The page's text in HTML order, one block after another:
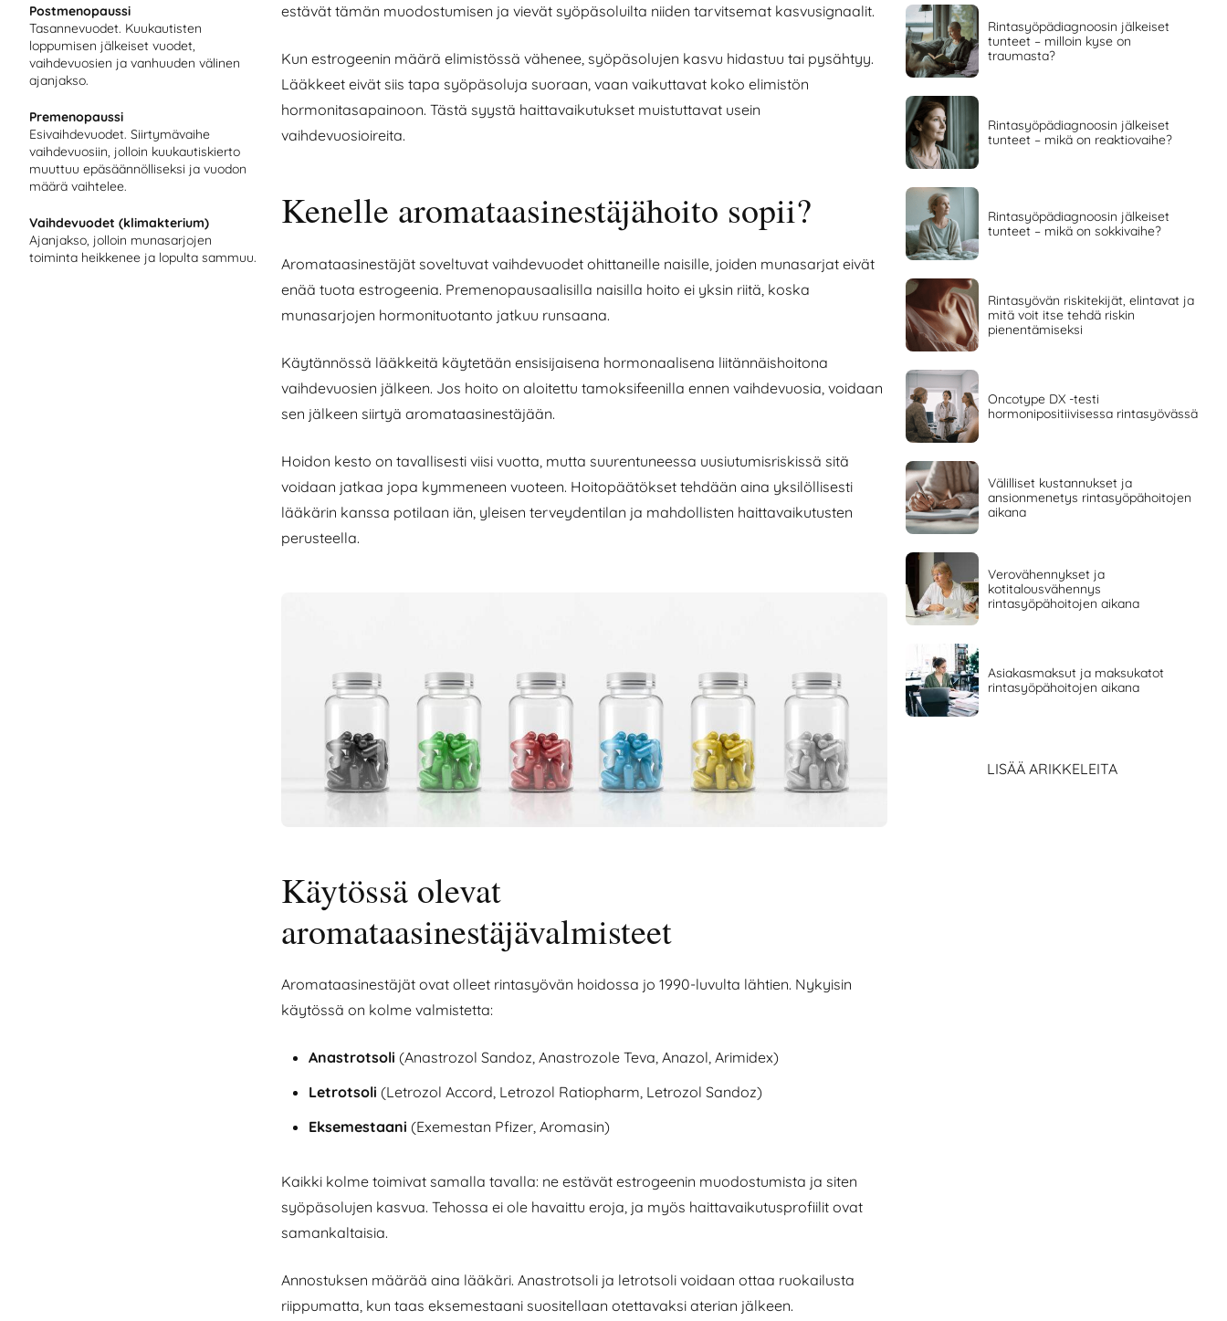
Postmenopaussi
Tasannevuodet. Kuukautisten
loppumisen jälkeiset vuodet,
vaihdevuosien ja vanhuuden välinen
ajanjakso.
Premenopaussi
Esivaihdevuodet. Siirtymävaihe
vaihdevuosiin, jolloin kuukautiskierto
muuttuu epäsäännölliseksi ja vuodon
määrä vaihtelee.
Vaihdevuodet (klimakterium)
Ajanjakso, jolloin munasarjojen
toiminta heikkenee ja lopulta sammuu.
estävät tämän muodostumisen ja vievät syöpäsoluilta niiden tarvitsemat kasvusignaalit.
Kun estrogeenin määrä elimistössä vähenee, syöpäsolujen kasvu hidastuu tai pysähtyy.
Lääkkeet eivät siis tapa syöpäsoluja suoraan, vaan vaikuttavat koko elimistön
hormonitasapainoon. Tästä syystä haittavaikutukset muistuttavat usein
vaihdevuosioireita.
Kenelle aromataasinestäjähoito sopii?
Aromataasinestäjät soveltuvat vaihdevuodet ohittaneille naisille, joiden munasarjat eivät
enää tuota estrogeenia. Premenopausaalisilla naisilla hoito ei yksin riitä, koska
munasarjojen hormonituotanto jatkuu runsaana.
Käytännössä lääkkeitä käytetään ensisijaisena hormonaalisena liitännäishoitona
vaihdevuosien jälkeen. Jos hoito on aloitettu tamoksifeenilla ennen vaihdevuosia, voidaan
sen jälkeen siirtyä aromataasinestäjään.
Hoidon kesto on tavallisesti viisi vuotta, mutta suurentuneessa uusiutumisriskissä sitä
voidaan jatkaa jopa kymmeneen vuoteen. Hoitopäätökset tehdään aina yksilöllisesti
lääkärin kanssa potilaan iän, yleisen terveydentilan ja mahdollisten haittavaikutusten
perusteella.
Käytössä olevat
aromataasinestäjävalmisteet
Aromataasinestäjät ovat olleet rintasyövän hoidossa jo 1990-luvulta lähtien. Nykyisin
käytössä on kolme valmistetta:
Anastrotsoli (Anastrozol Sandoz, Anastrozole Teva, Anazol, Arimidex)
Letrotsoli (Letrozol Accord, Letrozol Ratiopharm, Letrozol Sandoz)
Eksemestaani (Exemestan Pfizer, Aromasin)
Kaikki kolme toimivat samalla tavalla: ne estävät estrogeenin muodostumista ja siten
syöpäsolujen kasvua. Tehossa ei ole havaittu eroja, ja myös haittavaikutusprofiilit ovat
samankaltaisia.
Annostuksen määrää aina lääkäri. Anastrotsoli ja letrotsoli voidaan ottaa ruokailusta
riippumatta, kun taas eksemestaani suositellaan otettavaksi aterian jälkeen.
Rintasyöpädiagnoosin jälkeiset
tunteet – milloin kyse on
traumasta?
Rintasyöpädiagnoosin jälkeiset
tunteet – mikä on reaktiovaihe?
Rintasyöpädiagnoosin jälkeiset
tunteet – mikä on sokkivaihe?
Rintasyövän riskitekijät, elintavat ja
mitä voit itse tehdä riskin
pienentämiseksi
Oncotype DX -testi
hormonipositiivisessa rintasyövässä
Välilliset kustannukset ja
ansionmenetys rintasyöpähoitojen
aikana
Verovähennykset ja
kotitalousvähennys
rintasyöpähoitojen aikana
Asiakasmaksut ja maksukatot
rintasyöpähoitojen aikana
LISÄÄ ARIKKELEITA